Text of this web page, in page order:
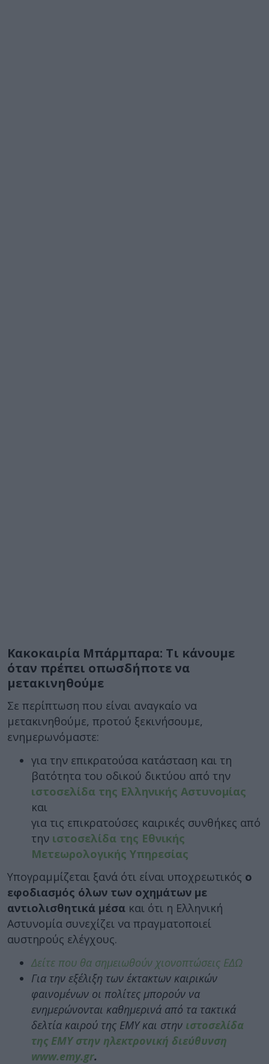
Κακοκαιρία Μπάρμπαρα: Τι κάνουμε
όταν πρέπει οπωσδήποτε να
μετακινηθούμε
Σε περίπτωση που είναι αναγκαίο να
μετακινηθούμε, προτού ξεκινήσουμε,
ενημερωνόμαστε:
για την επικρατούσα κατάσταση και τη
βατότητα του οδικού δικτύου από την
ιστοσελίδα της Ελληνικής Αστυνομίας
και
για τις επικρατούσες καιρικές συνθήκες από
την ιστοσελίδα της Εθνικής
Μετεωρολογικής Υπηρεσίας
Υπογραμμίζεται ξανά ότι είναι υποχρεωτικός ο
εφοδιασμός όλων των οχημάτων με
αντιολισθητικά μέσα και ότι η Ελληνική
Αστυνομία συνεχίζει να πραγματοποιεί
αυστηρούς ελέγχους.
Δείτε που θα σημειωθούν χιονοπτώσεις ΕΔΩ
Για την εξέλιξη των έκτακτων καιρικών
φαινομένων οι πολίτες μπορούν να
ενημερώνονται καθημερινά από τα τακτικά
δελτία καιρού της ΕΜΥ και στην ιστοσελίδα
της ΕΜΥ στην ηλεκτρονική διεύθυνση
www.emy.gr.